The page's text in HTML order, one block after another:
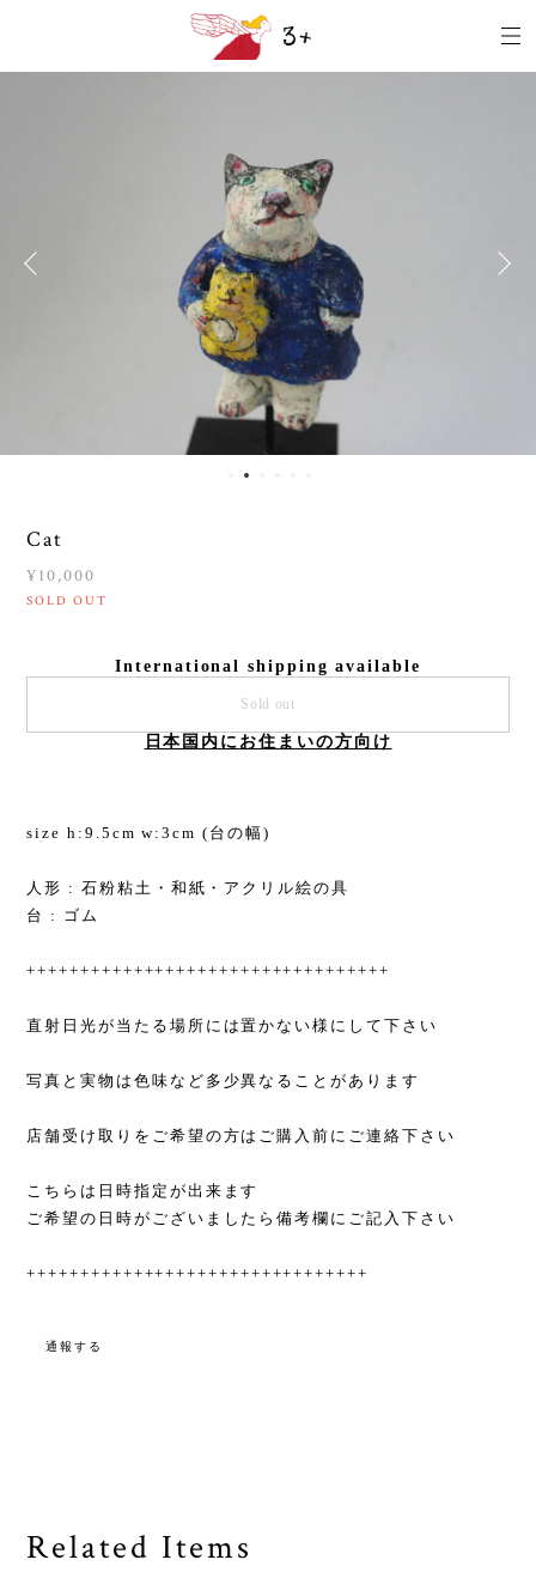
Cat
¥10,000
SOLD OUT
International shipping available
Sold out
日本国内にお住まいの方向け
size h:9.5cm w:3cm (台の幅)
人形 : 石粉粘土・和紙・アクリル絵の具
台 : ゴム
++++++++++++++++++++++++++++++++++
直射日光が当たる場所には置かない様にして下さい
写真と実物は色味など多少異なることがあります
店舗受け取りをご希望の方はご購入前にご連絡下さい
こちらは日時指定が出来ます
ご希望の日時がございましたら備考欄にご記入下さい
++++++++++++++++++++++++++++++++
通報する
Related Items